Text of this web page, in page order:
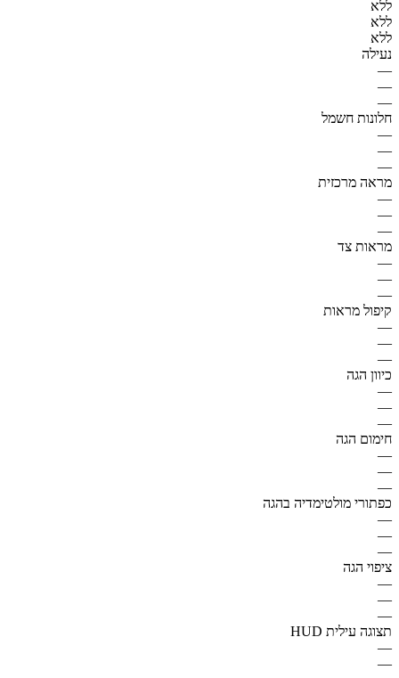
ללא
ללא
ללא
נעילה
—
—
—
חלונות חשמל
—
—
—
מראה מרכזית
—
—
—
מראות צד
—
—
—
קיפול מראות
—
—
—
כיוון הגה
—
—
—
חימום הגה
—
—
—
כפתורי מולטימדיה בהגה
—
—
—
ציפוי הגה
—
—
—
תצוגה עילית HUD
—
—